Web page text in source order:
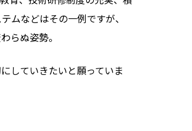
ムなどはその一例ですが、
らぬ姿勢。
していきたいと願っていま